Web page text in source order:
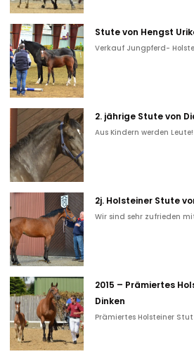
Stute von Hengst
Verkauf Jungpferd-
2. jährige Stute von
Aus Kindern werden
2j. Holsteiner Stute
Wir sind sehr zufrieden
2015 – Prämiertes
Dinken
Prämiertes Holsteiner